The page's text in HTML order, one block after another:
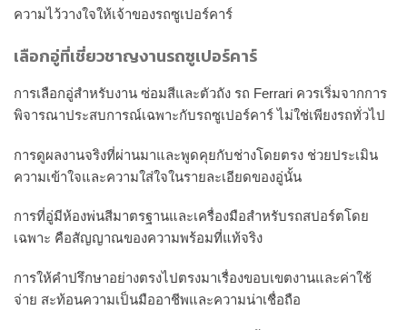
ความไว้วางใจให้เจ้าของรถซูเปอร์คาร์
เลือกอู่ที่เชี่ยวชาญงานรถซูเปอร์คาร์
การเลือกอู่สำหรับงาน ซ่อมสีและตัวถัง รถ Ferrari ควรเริ่มจากการ
พิจารณาประสบการณ์เฉพาะกับรถซูเปอร์คาร์ ไม่ใช่เพียงรถทั่วไป
การดูผลงานจริงที่ผ่านมาและพูดคุยกับช่างโดยตรง ช่วยประเมิน
ความเข้าใจและความใส่ใจในรายละเอียดของอู่นั้น
การที่อู่มีห้องพ่นสีมาตรฐานและเครื่องมือสำหรับรถสปอร์ตโดย
เฉพาะ คือสัญญาณของความพร้อมที่แท้จริง
การให้คำปรึกษาอย่างตรงไปตรงมาเรื่องขอบเขตงานและค่าใช้
จ่าย สะท้อนความเป็นมืออาชีพและความน่าเชื่อถือ